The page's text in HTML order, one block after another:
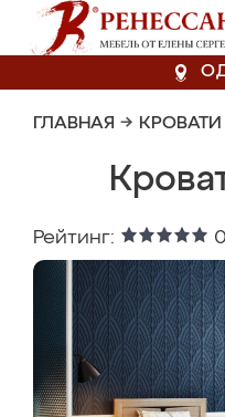
ГЛАВНАЯ → КРОВАТИ
Рейтинг: